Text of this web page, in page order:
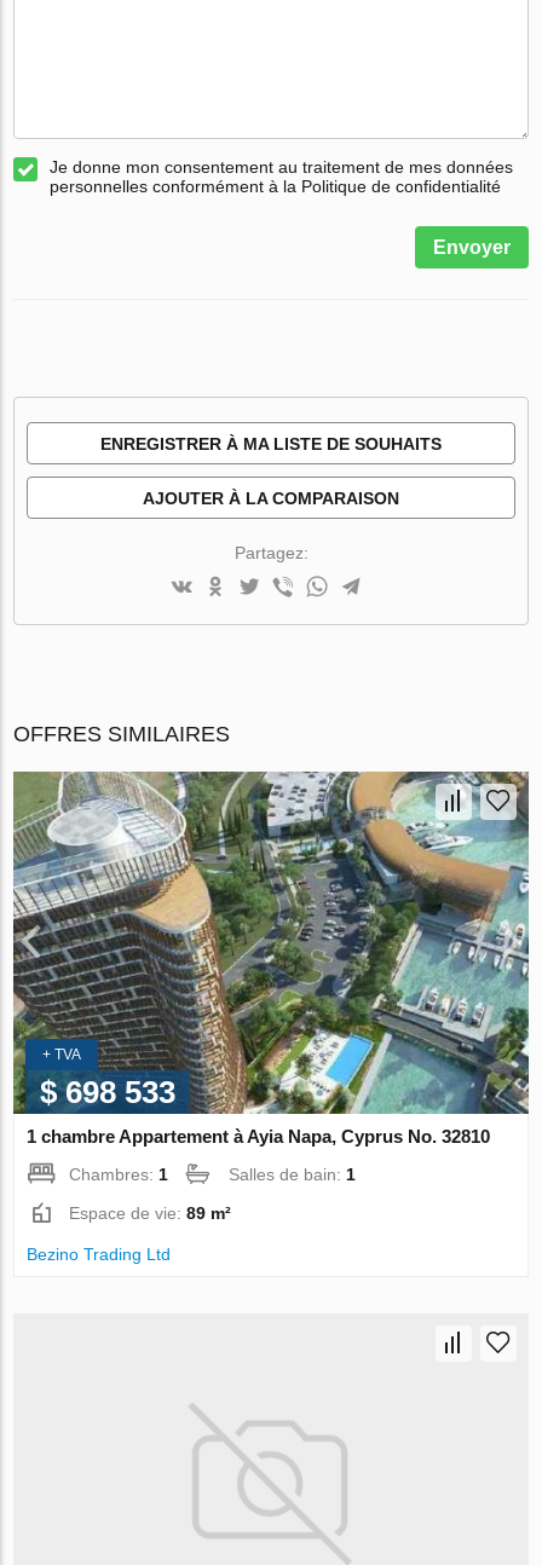
Je donne mon consentement au traitement de mes données
personnelles conformément à la Politique de confidentialité
Envoyer
ENREGISTRER À MA LISTE DE SOUHAITS
AJOUTER À LA COMPARAISON
Partagez:
OFFRES SIMILAIRES
+ TVA
$ 698 533
1 chambre Appartement à Ayia Napa, Cyprus No. 32810
Chambres:1 Salles de bain:1
Espace de vie:89 m²
Bezino Trading Ltd